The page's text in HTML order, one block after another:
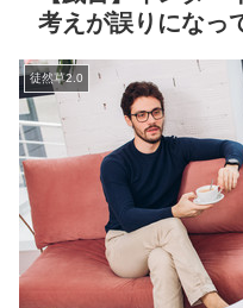
考えが誤りになっ
徒然草2.0